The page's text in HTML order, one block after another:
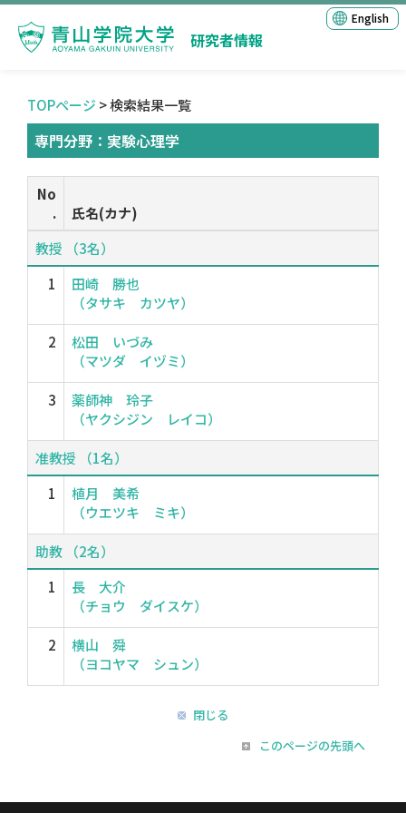
研究者情報
English
TOPページ > 検索結果一覧
専門分野：実験心理学
No
.
氏名(カナ)
教授 （3名）
1
田崎 勝也
（タサキ カツヤ）
2
松田 いづみ
（マツダ イヅミ）
3
薬師神 玲子
（ヤクシジン レイコ）
准教授 （1名）
1
植月 美希
（ウエツキ ミキ）
助教 （2名）
1
長 大介
（チョウ ダイスケ）
2
横山 舜
（ヨコヤマ シュン）
閉じる
このページの先頭へ